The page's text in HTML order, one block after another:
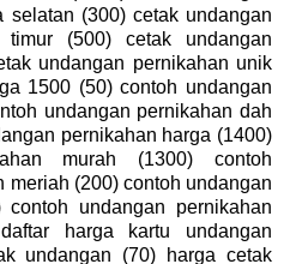
selatan (300) cetak undangan
(500) cetak undangan
undangan pernikahan unik
1500 (50) contoh undangan
undangan pernikahan dah
pernikahan harga (1400)
murah (1300) contoh
meriah (200) contoh undangan
undangan pernikahan
harga kartu undangan
undangan (70) harga cetak